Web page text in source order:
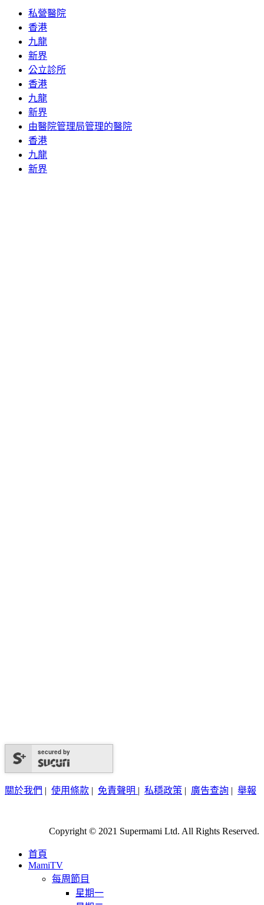
私營醫院
香港
九龍
新界
公立診所
香港
九龍
新界
由醫院管理局管理的醫院
香港
九龍
新界
secured by
關於我們 | 使用條款 | 免責聲明 | 私穩政策 | 廣告查詢 | 舉報
Copyright © 2021 Supermami Ltd. All Rights Reserved.
首頁
MamiTV
每周節目
星期一